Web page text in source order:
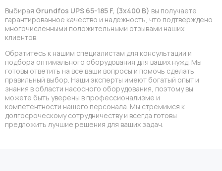
Выбирая Grundfos UPS 65-185 F, (3x400 В) вы получаете
гарантированное качество и надежность, что подтверждено
многочисленными положительными отзывами наших
клиентов.
Обратитесь к нашим специалистам для консультации и
подбора оптимального оборудования для ваших нужд. Мы
готовы ответить на все ваши вопросы и помочь сделать
правильный выбор. Наши эксперты имеют богатый опыт и
знания в области насосного оборудования, поэтому вы
можете быть уверены в профессионализме и
компетентности нашего персонала. Мы стремимся к
долгосроческому сотрудничеству и всегда готовы
предложить лучшие решения для ваших задач.